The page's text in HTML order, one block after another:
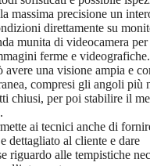
massima precisione un
direttamente su
munita di videocamera per
ferme e
avere una visione ampia e
compresi gli angoli più
chiusi, per poi stabilire il
ai tecnici anche di
dettagliato al cliente e dare
riguardo alle tempistiche